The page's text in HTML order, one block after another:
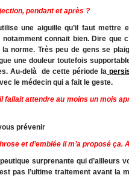
pendant et après ?
une aiguille qu’il faut mettre
connait bien. Dire que
norme. Très peu de gens se
une douleur toutefois
Au-delà de cette période la
le médecin qui a fait le geste.
fallait attendre au moins un mois
prévenir
et d’emblée il m’a proposé
surprenante qui d’ailleurs
pas l’ultime traitement avant la